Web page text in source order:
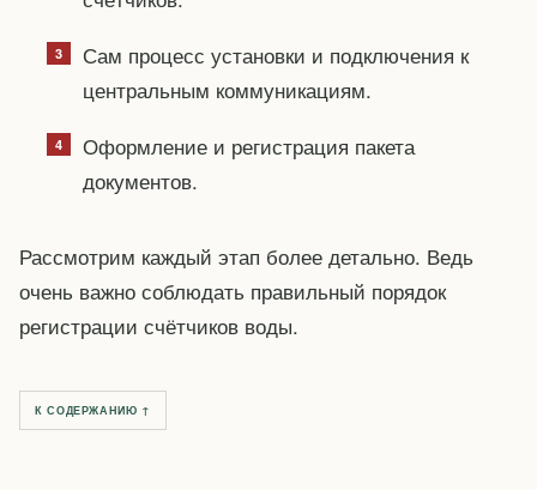
Сам процесс установки и подключения к
центральным коммуникациям.
Оформление и регистрация пакета
документов.
Рассмотрим каждый этап более детально. Ведь
очень важно соблюдать правильный порядок
регистрации счётчиков воды.
К СОДЕРЖАНИЮ ↑